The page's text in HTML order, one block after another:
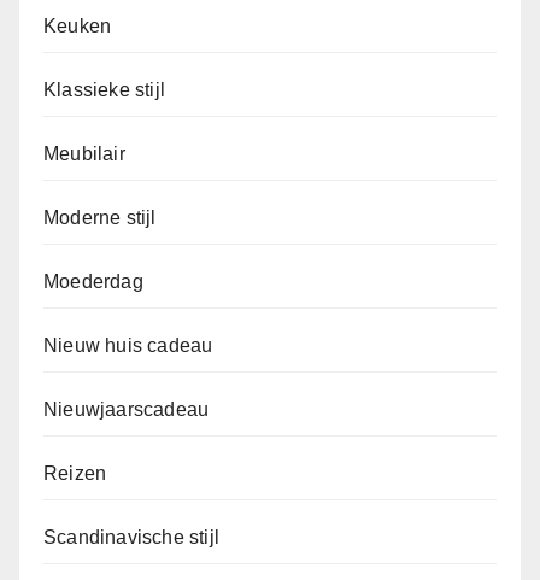
Keuken
Klassieke stijl
Meubilair
Moderne stijl
Moederdag
Nieuw huis cadeau
Nieuwjaarscadeau
Reizen
Scandinavische stijl